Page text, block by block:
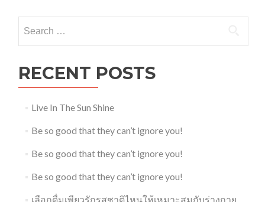
for:
RECENT POSTS
Live In The Sun Shine
Be so good that they can’t ignore you!
Be so good that they can’t ignore you!
Be so good that they can’t ignore you!
เลือกดื่มเพียวรักรสชาติไหนให้เหมาะสมกับร่างกาย